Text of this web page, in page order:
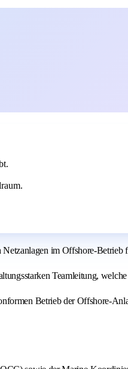
im Offshore-Betrieb
Teamleitung,
Betrieb der Offshore-